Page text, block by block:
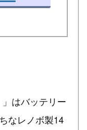
」はバッテリー
なレノボ製14